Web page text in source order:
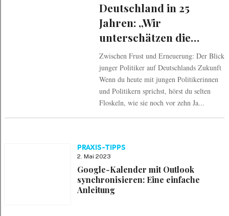
Deutschland in 25
Jahren: „Wir
unterschätzen die
zerstörerische Kraft
autoritärer, reicher
Männer“
Zwischen Frust und Erneuerung: Der Blick
junger Politiker auf Deutschlands Zukunft
Wenn du heute mit jungen Politikerinnen
und Politikern sprichst, hörst du selten
Floskeln, wie sie noch vor zehn Ja...
PRAXIS-TIPPS
2. Mai 2023
Google-Kalender mit Outlook
synchronisieren: Eine einfache
Anleitung